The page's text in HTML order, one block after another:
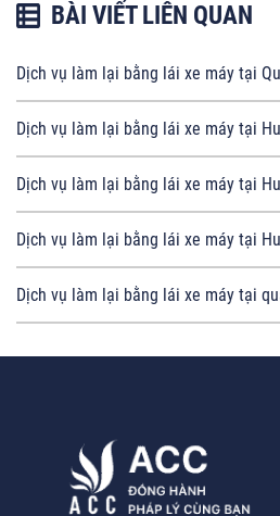
BÀI VIẾT LIÊN QUAN
Dịch vụ làm lại bằng lái xe máy tại
Dịch vụ làm lại bằng lái xe máy tại
Dịch vụ làm lại bằng lái xe máy tại
Dịch vụ làm lại bằng lái xe máy tại
Dịch vụ làm lại bằng lái xe máy tại